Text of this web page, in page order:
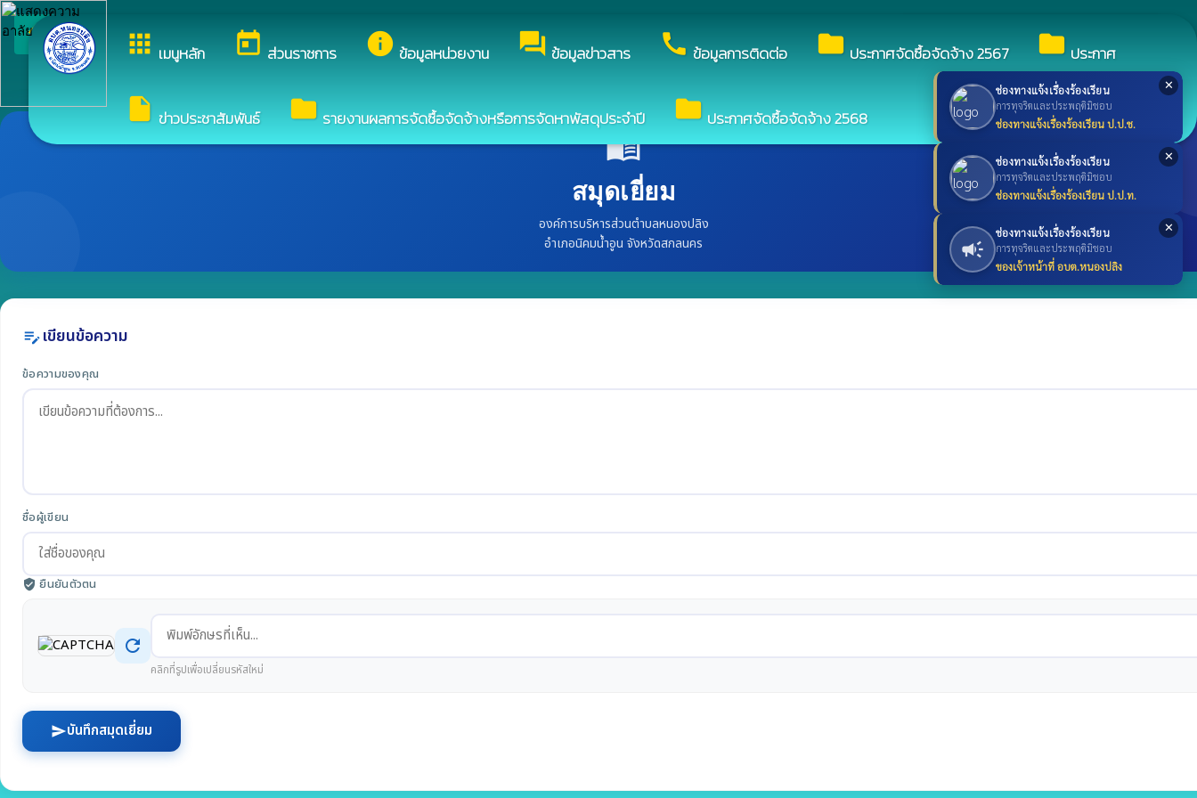
✕
ช่องทางแจ้งเรื่องร้องเรียน
การทุจริตและประพฤติมิชอบ
ช่องทางแจ้งเรื่องร้องเรียน ป.ป.ช.
✕
ช่องทางแจ้งเรื่องร้องเรียน
การทุจริตและประพฤติมิชอบ
ช่องทางแจ้งเรื่องร้องเรียน ป.ป.ท.
✕
campaign
ช่องทางแจ้งเรื่องร้องเรียน
การทุจริตและประพฤติมิชอบ
ของเจ้าหน้าที่ อบต.หนองปลิง
apps เมนูหลัก today ส่วนราชการ info ข้อมูลหน่วยงาน forum ข้อมูลข่าวสาร call ข้อมูลการติดต่อ folder ประกาศจัดซื้อจัดจ้าง 2567 folder ประกาศ
insert_drive_file ข่าวประชาสัมพันธ์ folder รายงานผลการจัดซื้อจัดจ้างหรือการจัดหาพัสดุประจำปี folder ประกาศจัดซื้อจัดจ้าง 2568
arrow_back_ios กลับเมนูหลัก ยินดีต้อนรับสู่เว็บไซต์ของ องค์การบริหารส่วนตำบลหนองปลิง
menu_book
สมุดเยี่ยม
องค์การบริหารส่วนตำบลหนองปลิง
อำเภอนิคมน้ำอูน จังหวัดสกลนคร
edit_noteเขียนข้อความ
ข้อความของคุณ
ชื่อผู้เขียน
verified_user ยืนยันตัวตน
refresh
คลิกที่รูปเพื่อเปลี่ยนรหัสใหม่
sendบันทึกสมุดเยี่ยม